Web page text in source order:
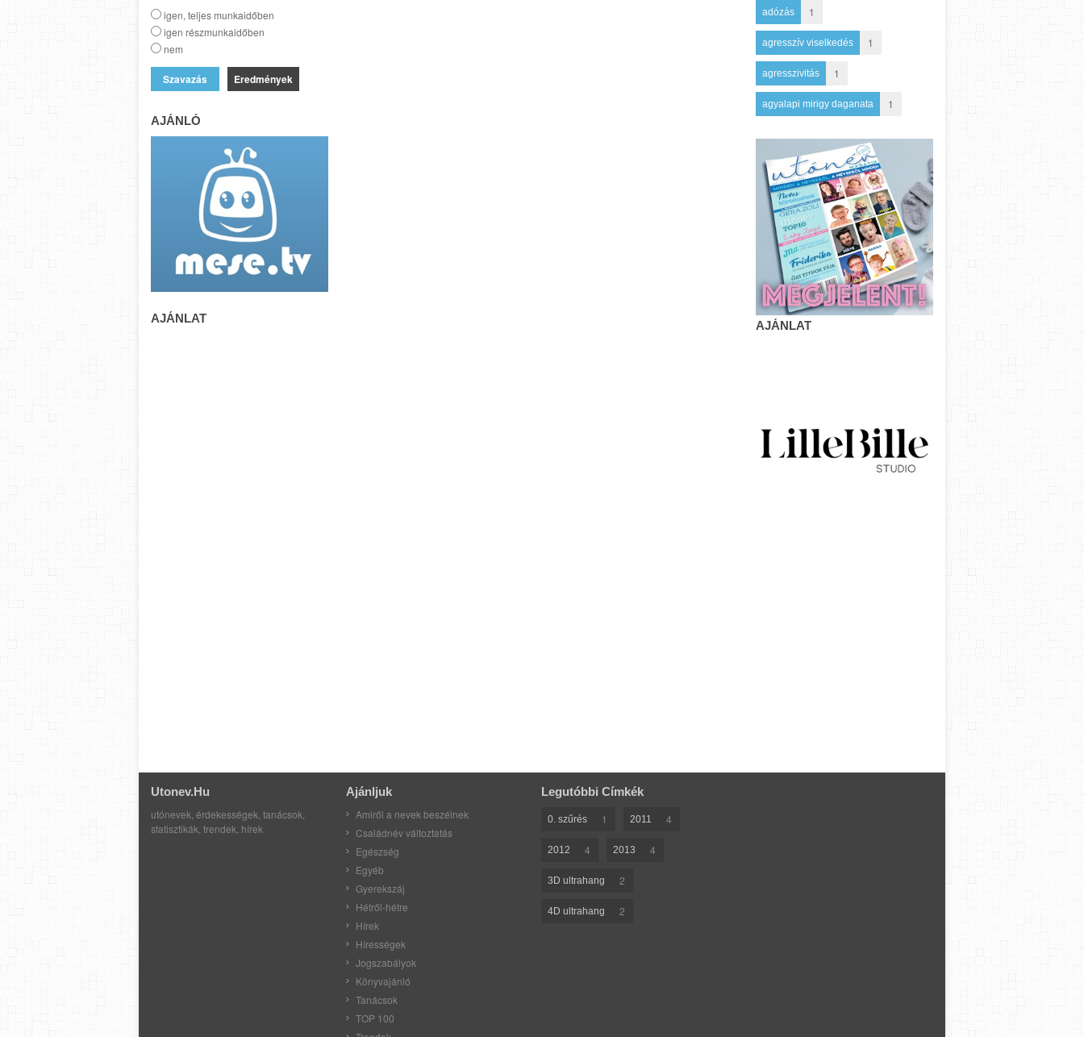
igen, teljes munkaidőben
igen részmunkaidőben
nem
Eredmények
AJÁNLÓ
AJÁNLAT
adózás 1
agresszív viselkedés 1
agresszivitás 1
agyalapi mirigy daganata 1
AJÁNLAT
Utonev.hu
utónevek, érdekességek, tanácsok,
statisztikák, trendek, hírek
Ajánljuk
Amiről a nevek beszélnek
Családnév változtatás
Egészség
Egyéb
Gyerekszáj
Hétről-hétre
Hírek
Hírességek
Jogszabályok
Könyvajánló
Tanácsok
TOP 100
Legutóbbi Címkék
0. szűrés 1 2011 4
2012 4 2013 4
3D ultrahang 2
4D ultrahang 2